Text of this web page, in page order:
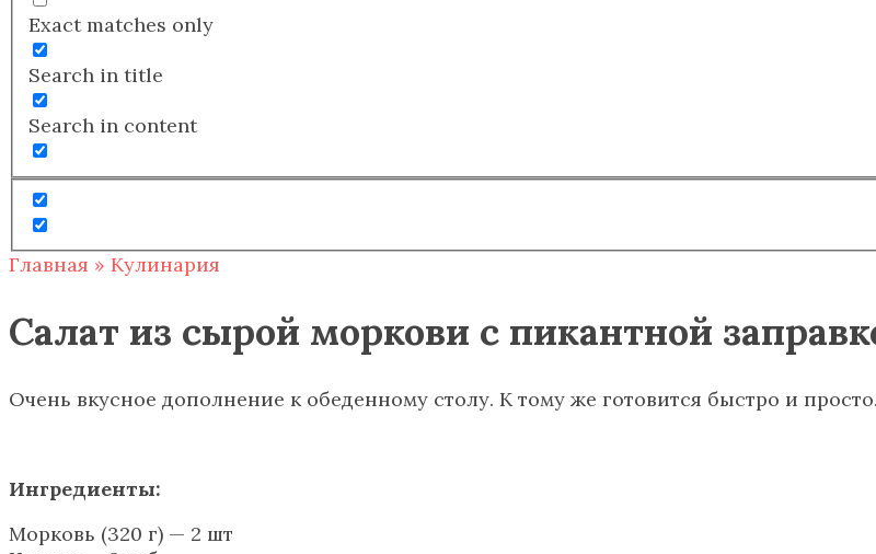
Exact matches only
Search in title
Search in content
Главная » Кулинария
Салат из сырой моркови с пикантной
Очень вкусное дополнение к обеденному столу. К тому же готовится быстро и
Ингредиенты:
Морковь (320 г) — 2 шт